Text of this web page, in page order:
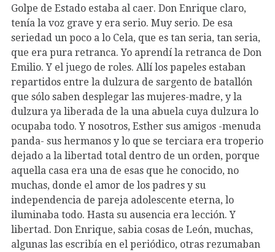
Golpe de Estado estaba al caer. Don Enrique claro,
tenía la voz grave y era serio. Muy serio. De esa
seriedad un poco a lo Cela, que es tan seria, tan seria,
que era pura retranca. Yo aprendí la retranca de Don
Emilio. Y el juego de roles. Allí los papeles estaban
repartidos entre la dulzura de sargento de batallón
que sólo saben desplegar las mujeres-madre, y la
dulzura ya liberada de la una abuela cuya dulzura lo
ocupaba todo. Y nosotros, Esther sus amigos -menuda
panda- sus hermanos y lo que se terciara era troperio
dejado a la libertad total dentro de un orden, porque
aquella casa era una de esas que he conocido, no
muchas, donde el amor de los padres y su
independencia de pareja adolescente eterna, lo
iluminaba todo. Hasta su ausencia era lección. Y
libertad. Don Enrique, sabia cosas de León, muchas,
algunas las escribía en el periódico, otras rezumaban